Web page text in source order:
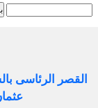
استمارة البحث‏بحث ‏
القصر الرئاسى